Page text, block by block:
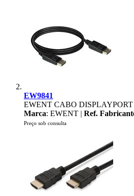
EW9841
EWENT CABO
Marca: EWENT | Ref.
Preço sob consulta